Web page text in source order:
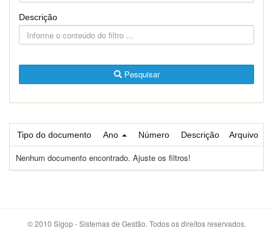
Descrição
Pesquisar
Tipo do documento Ano Número Descrição Arquivo
Nenhum documento encontrado. Ajuste os filtros!
© 2010 Sigop - Sistemas de Gestão. Todos os direitos reservados.